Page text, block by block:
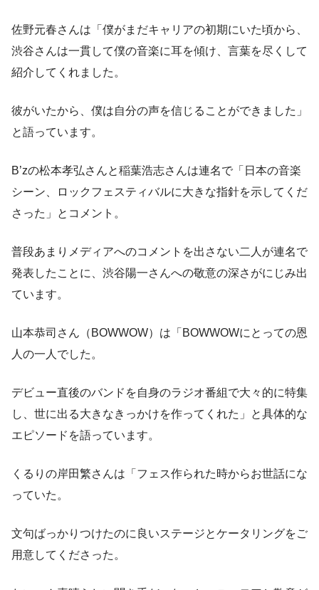
佐野元春さんは「僕がまだキャリアの初期にいた頃から、
渋谷さんは一貫して僕の音楽に耳を傾け、言葉を尽くして
紹介してくれました。
彼がいたから、僕は自分の声を信じることができました」
と語っています。
B’zの松本孝弘さんと稲葉浩志さんは連名で「日本の音楽
シーン、ロックフェスティバルに大きな指針を示してくだ
さった」とコメント。
普段あまりメディアへのコメントを出さない二人が連名で
発表したことに、渋谷陽一さんへの敬意の深さがにじみ出
ています。
山本恭司さん（BOWWOW）は「BOWWOWにとっての恩
人の一人でした。
デビュー直後のバンドを自身のラジオ番組で大々的に特集
し、世に出る大きなきっかけを作ってくれた」と具体的な
エピソードを語っています。
くるりの岸田繁さんは「フェス作られた時からお世話にな
っていた。
文句ばっかりつけたのに良いステージとケータリングをご
用意してくださった。